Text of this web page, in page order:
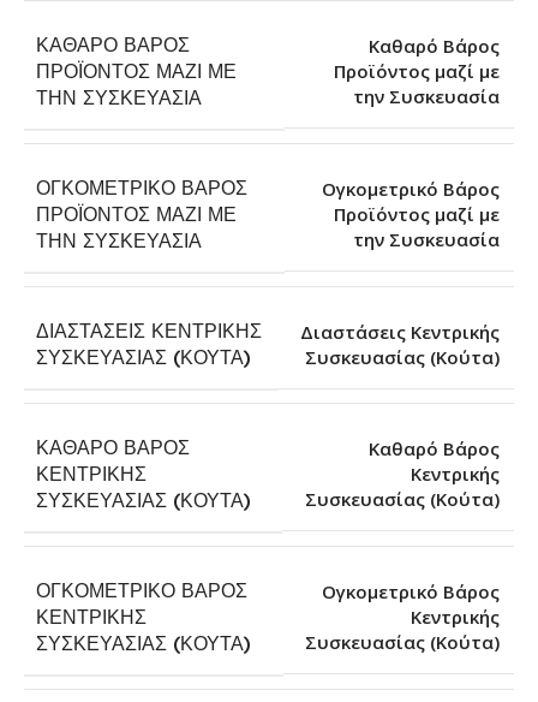
ΚΑΘΑΡΌ ΒΆΡΟΣ
ΠΡΟΪΌΝΤΟΣ ΜΑΖΊ ΜΕ
ΤΗΝ ΣΥΣΚΕΥΑΣΊΑ
Καθαρό Βάρος
Προϊόντος μαζί με
την Συσκευασία
ΟΓΚΟΜΕΤΡΙΚΌ ΒΆΡΟΣ
ΠΡΟΪΌΝΤΟΣ ΜΑΖΊ ΜΕ
ΤΗΝ ΣΥΣΚΕΥΑΣΊΑ
Ογκομετρικό Βάρος
Προϊόντος μαζί με
την Συσκευασία
ΔΙΑΣΤΆΣΕΙΣ ΚΕΝΤΡΙΚΉΣ
ΣΥΣΚΕΥΑΣΊΑΣ (ΚΟΎΤΑ)
Διαστάσεις Κεντρικής
Συσκευασίας (Κούτα)
ΚΑΘΑΡΌ ΒΆΡΟΣ
ΚΕΝΤΡΙΚΉΣ
ΣΥΣΚΕΥΑΣΊΑΣ (ΚΟΎΤΑ)
Καθαρό Βάρος
Κεντρικής
Συσκευασίας (Κούτα)
ΟΓΚΟΜΕΤΡΙΚΌ ΒΆΡΟΣ
ΚΕΝΤΡΙΚΉΣ
ΣΥΣΚΕΥΑΣΊΑΣ (ΚΟΎΤΑ)
Ογκομετρικό Βάρος
Κεντρικής
Συσκευασίας (Κούτα)